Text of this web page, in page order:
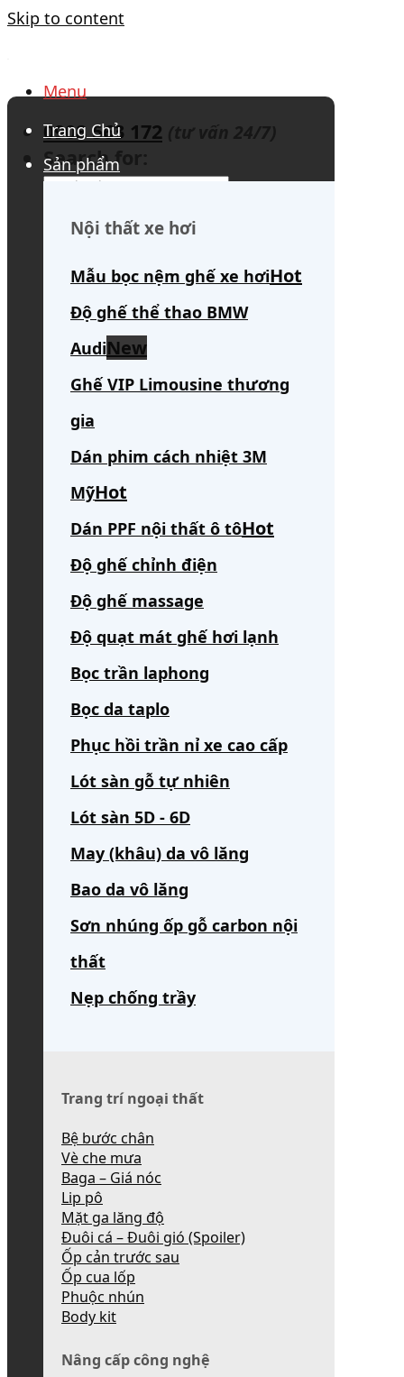
Skip to content
Menu
0908 563 172 (tư vấn 24/7)
Search for:
Trang Chủ
Sản phẩm
Nội thất xe hơi
Mẫu bọc nệm ghế xe hơi
Độ ghế thể thao BMW
Audi
Ghế VIP Limousine thương
gia
Dán phim cách nhiệt 3M
Mỹ
Dán PPF nội thất ô tô
Độ ghế chỉnh điện
Độ ghế massage
Độ quạt mát ghế hơi lạnh
Bọc trần laphong
Bọc da taplo
Phục hồi trần nỉ xe cao cấp
Lót sàn gỗ tự nhiên
Lót sàn 5D - 6D
May (khâu) da vô lăng
Bao da vô lăng
Sơn nhúng ốp gỗ carbon nội
thất
Nẹp chống trầy
Trang trí ngoại thất
Bệ bước chân
Vè che mưa
Baga – Giá nóc
Lip pô
Mặt ga lăng độ
Đuôi cá – Đuôi gió (Spoiler)
Ốp cản trước sau
Ốp cua lốp
Phuộc nhún
Body kit
Nâng cấp công nghệ